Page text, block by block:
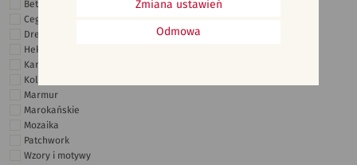
Beton
Cegiełki
Drewno
Heksagonalne
Kamień
Kolor
Marmur
Marokańskie
Mozaika
Patchwork
Wzory i motywy
Odmowa
Zmiana ustawień